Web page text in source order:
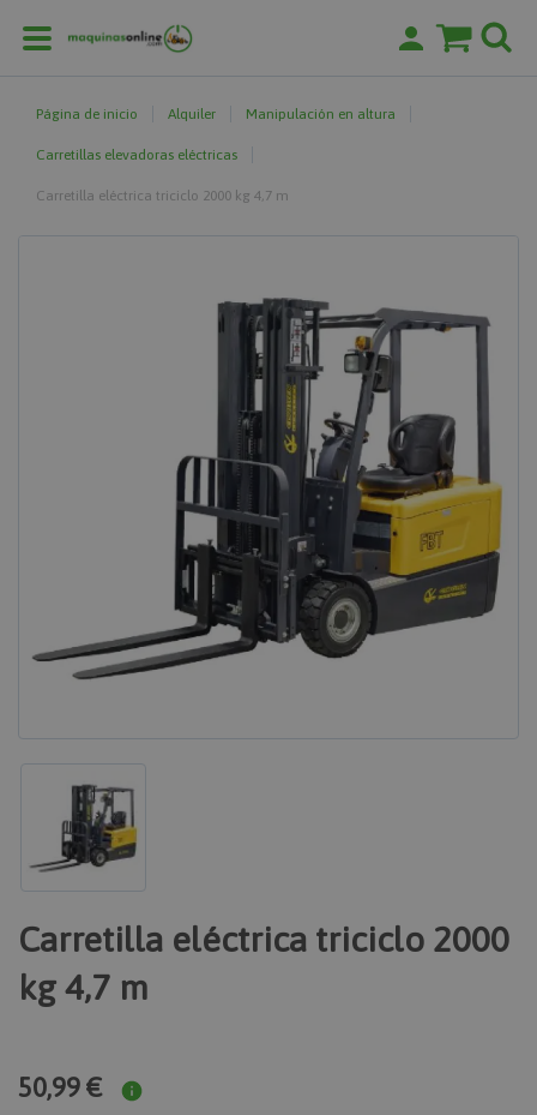
Página de inicio Alquiler Manipulación en altura
Carretillas elevadoras eléctricas
Carretilla eléctrica triciclo 2000 kg 4,7 m
Carretilla eléctrica triciclo 2000
kg 4,7 m
50,99 €